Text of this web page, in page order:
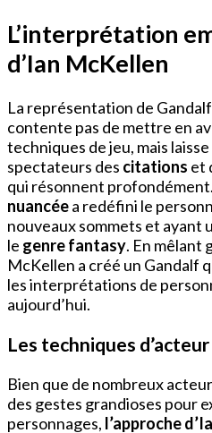
L’interprétation
d’Ian McKellen
La représentation de
contente pas de mettre en
techniques de jeu, mais
spectateurs des citations et
qui résonnent profondément.
nuancéea redéfini le
nouveaux sommets et ayant
le genre fantasy. En mêlant
McKellen a créé un Gandalf
les interprétations de
aujourd’hui.
Les techniques
Bien que de nombreux
des gestes grandioses pour
personnages, l’approche